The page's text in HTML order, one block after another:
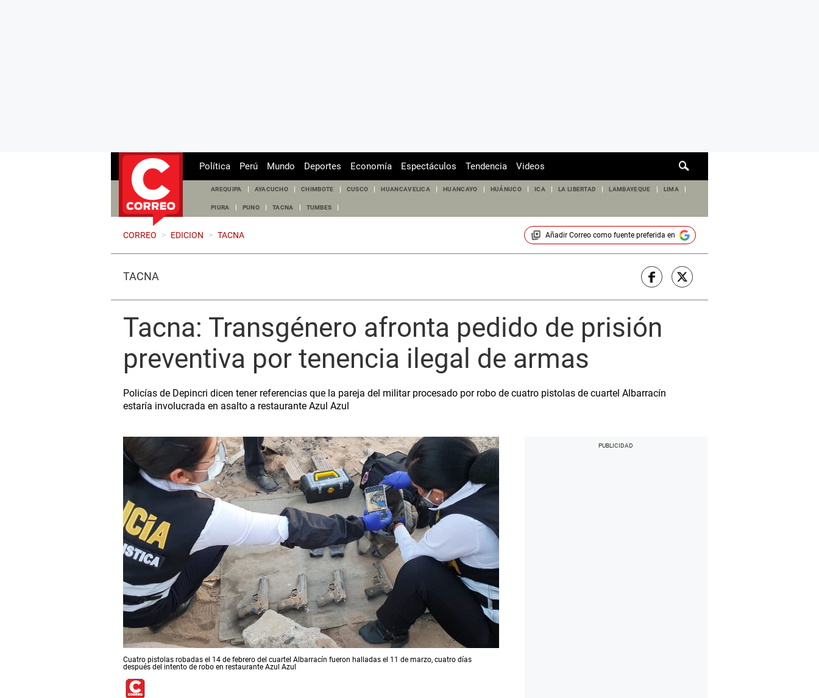
de
Política Perú Mundo Deportes Economía Espectáculos Tendencia Videos
AREQUIPA AYACUCHO CHIMBOTE CUSCO HUANCAVELICA HUANCAYO HUÁNUCO ICA LA LIBERTAD LAMBAYEQUE LIMA
PIURA PUNO TACNA TUMBES
CORREO > EDICION > TACNA Añadir Correocomo fuente preferida en
TACNA
Tacna: Transgénero afronta pedido de prisión
preventiva por tenencia ilegal de armas
Policías de Depincri dicen tener referencias que la pareja del militar procesado por robo de cuatro pistolas de cuartel Albarracín
estaría involucrada en asalto a restaurante Azul Azul
Cuatro pistolas robadas el 14 de febrero del cuartel Albarracín fueron halladas el 11 de marzo, cuatro días
después del intento de robo en restaurante Azul Azul